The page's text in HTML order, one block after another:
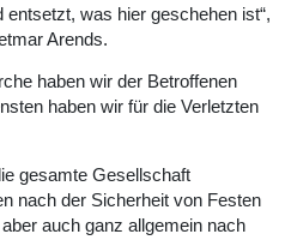
was hier geschehen ist“,
Arends.
haben wir der Betroffenen
haben wir für die Verletzten
gesamte Gesellschaft
nach der Sicherheit von Festen
auch ganz allgemein nach